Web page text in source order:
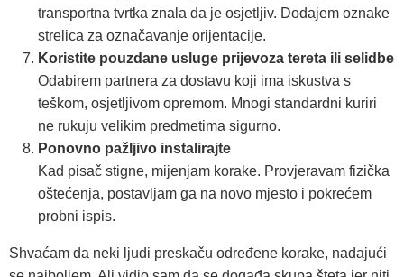
transportna tvrtka znala da je osjetljiv. Dodajem oznake
strelica za označavanje orijentacije.
Koristite pouzdane usluge prijevoza tereta ili selidbe
Odabirem partnera za dostavu koji ima iskustva s
teškom, osjetljivom opremom. Mnogi standardni kuriri
ne rukuju velikim predmetima sigurno.
Ponovno pažljivo instalirajte
Kad pisač stigne, mijenjam korake. Provjeravam fizička
oštećenja, postavljam ga na novo mjesto i pokrećem
probni ispis.
Shvaćam da neki ljudi preskaču određene korake, nadajući